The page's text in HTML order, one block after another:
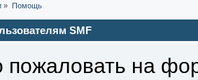
» Помощь
SMF
пожаловать на